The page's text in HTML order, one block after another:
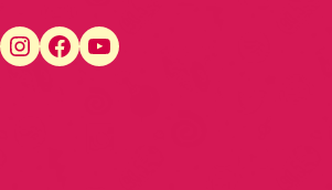
https://www.instagram.com/fmodiamanaus/ https://www.facebook.com/fmodiamanaus https://www.youtube.com/user/radiofmodia